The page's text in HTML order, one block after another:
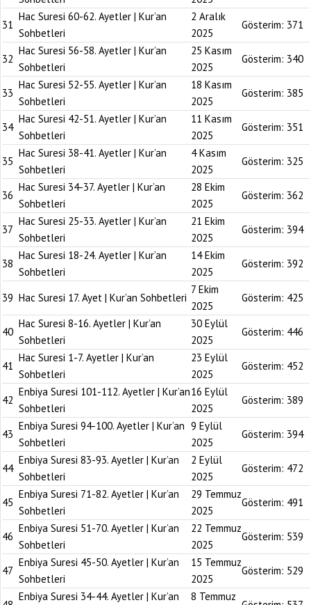
31
Hac Suresi 60-62. Ayetler | Kur’an
Sohbetleri
2 Aralık
2025
Gösterim: 371
32
Hac Suresi 56-58. Ayetler | Kur’an
Sohbetleri
25 Kasım
2025
Gösterim: 340
33
Hac Suresi 52-55. Ayetler | Kur’an
Sohbetleri
18 Kasım
2025
Gösterim: 385
34
Hac Suresi 42-51. Ayetler | Kur’an
Sohbetleri
11 Kasım
2025
Gösterim: 351
35
Hac Suresi 38-41. Ayetler | Kur’an
Sohbetleri
4 Kasım
2025
Gösterim: 325
36
Hac Suresi 34-37. Ayetler | Kur’an
Sohbetleri
28 Ekim
2025
Gösterim: 362
37
Hac Suresi 25-33. Ayetler | Kur’an
Sohbetleri
21 Ekim
2025
Gösterim: 394
38
Hac Suresi 18-24. Ayetler | Kur’an
Sohbetleri
14 Ekim
2025
Gösterim: 392
39 Hac Suresi 17. Ayet | Kur’an Sohbetleri
7 Ekim
2025
Gösterim: 425
40
Hac Suresi 8-16. Ayetler | Kur’an
Sohbetleri
30 Eylül
2025
Gösterim: 446
41
Hac Suresi 1-7. Ayetler | Kur’an
Sohbetleri
23 Eylül
2025
Gösterim: 452
42
Enbiya Suresi 101-112. Ayetler | Kur’an
Sohbetleri
16 Eylül
2025
Gösterim: 389
43
Enbiya Suresi 94-100. Ayetler | Kur’an
Sohbetleri
9 Eylül
2025
Gösterim: 394
44
Enbiya Suresi 83-93. Ayetler | Kur’an
Sohbetleri
2 Eylül
2025
Gösterim: 472
45
Enbiya Suresi 71-82. Ayetler | Kur’an
Sohbetleri
29 Temmuz
2025
Gösterim: 491
46
Enbiya Suresi 51-70. Ayetler | Kur’an
Sohbetleri
22 Temmuz
2025
Gösterim: 539
47
Enbiya Suresi 45-50. Ayetler | Kur’an
Sohbetleri
15 Temmuz
2025
Gösterim: 529
Enbiya Suresi 34-44. Ayetler | Kur’an 8 Temmuz